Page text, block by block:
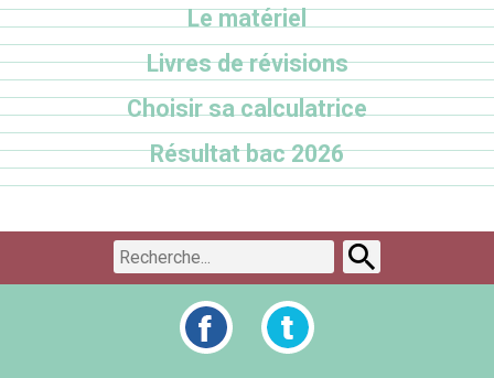
Le matériel
Livres de révisions
Choisir sa calculatrice
Résultat bac 2026